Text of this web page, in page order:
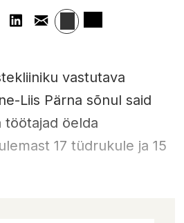
vastutava
Liis Pärna sõnul said
töötajad öelda
17 tüdrukule ja 15